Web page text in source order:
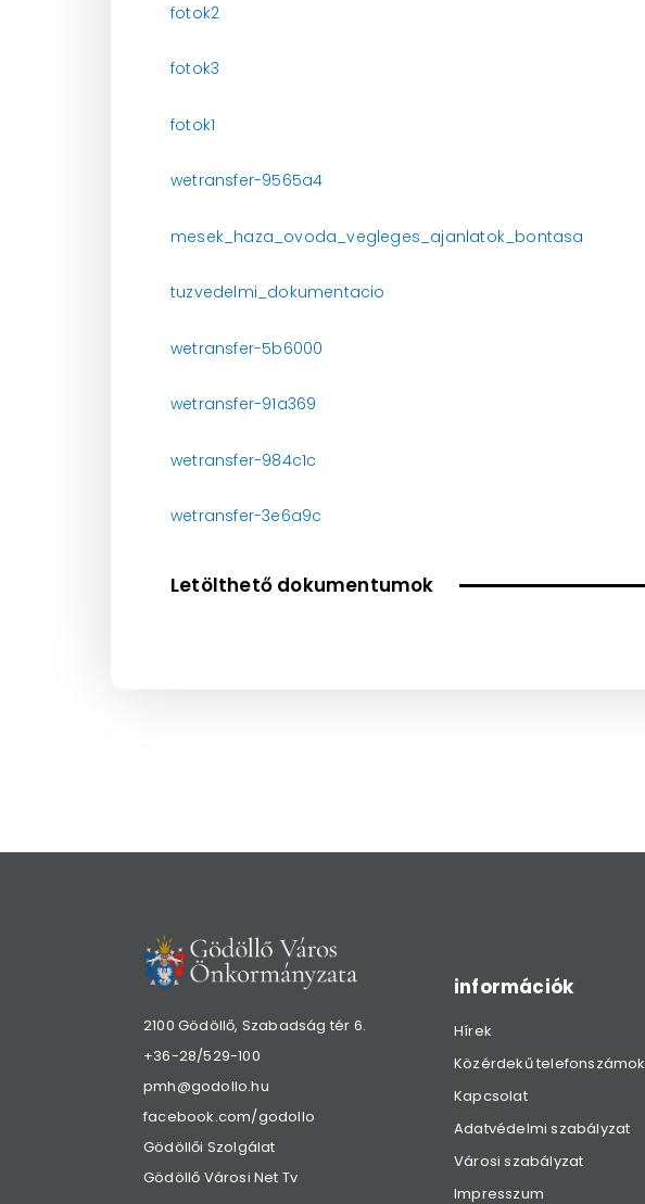
fotok2
fotok3
fotok1
wetransfer-9565a4
mesek_haza_ovoda_vegleges_ajanlatok_bontasa
tuzvedelmi_dokumentacio
wetransfer-5b6000
wetransfer-91a369
wetransfer-984c1c
wetransfer-3e6a9c
Letölthető dokumentumok
2100 Gödöllő, Szabadság tér 6.
+36-28/529-100
pmh@godollo.hu
facebook.com/godollo
Gödöllői Szolgálat
Gödöllő Városi Net Tv
információk
Hírek
Közérdekű telefonszámok
Kapcsolat
Adatvédelmi szabályzat
Városi szabályzat
Impresszum